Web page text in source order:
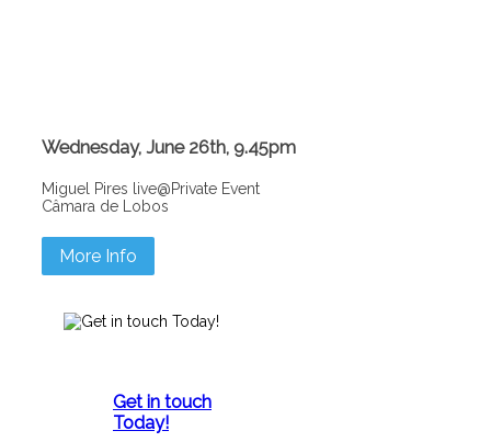
Wednesday, June 26th, 9.45pm
Miguel Pires live@Private Event
Câmara de Lobos
More Info
Get in touch
Today!